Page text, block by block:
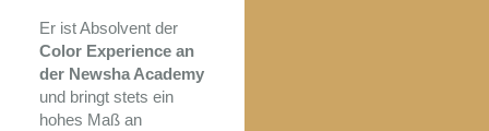
Er ist Absolvent der
Color Experience an
der Newsha Academy
und bringt stets ein
hohes Maß an